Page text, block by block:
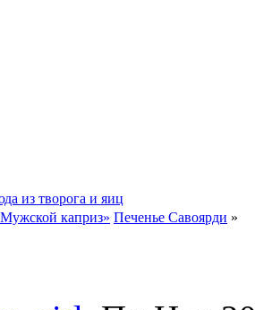
из творога и яиц
каприз» Печенье Савоярди »